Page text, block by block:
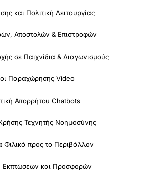
και Πολιτική Λειτουργίας
Αποστολών & Επιστροφών
σε Παιχνίδια & Διαγωνισμούς
Παραχώρησης Video
Απορρήτου Chatbots
Τεχνητής Νοημοσύνης
Φιλικά προς το Περιβάλλον
Εκπτώσεων και Προσφορών